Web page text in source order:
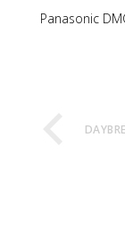
Panasonic